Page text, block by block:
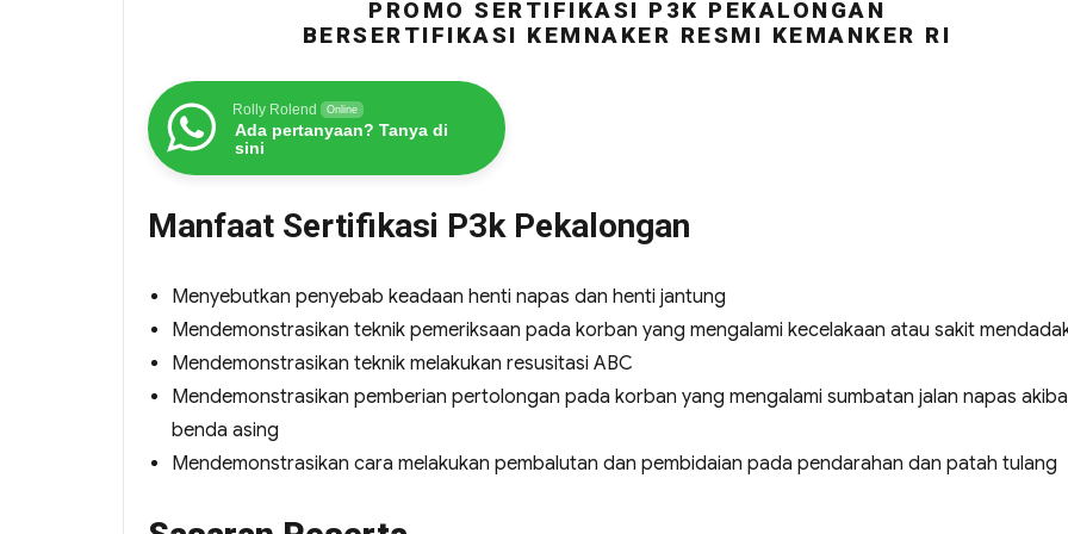
PROMO SERTIFIKASI P3K PEKALONGAN
BERSERTIFIKASI KEMNAKER RESMI KEMANKER RI
Rolly Rolend Online
Ada pertanyaan? Tanya di
sini
Manfaat Sertifikasi P3k Pekalongan
Menyebutkan penyebab keadaan henti napas dan henti jantung
Mendemonstrasikan teknik pemeriksaan pada korban yang mengalami kecelakaan atau sakit
Mendemonstrasikan teknik melakukan resusitasi ABC
Mendemonstrasikan pemberian pertolongan pada korban yang mengalami sumbatan jalan napas
benda asing
Mendemonstrasikan cara melakukan pembalutan dan pembidaian pada pendarahan dan patah tulang